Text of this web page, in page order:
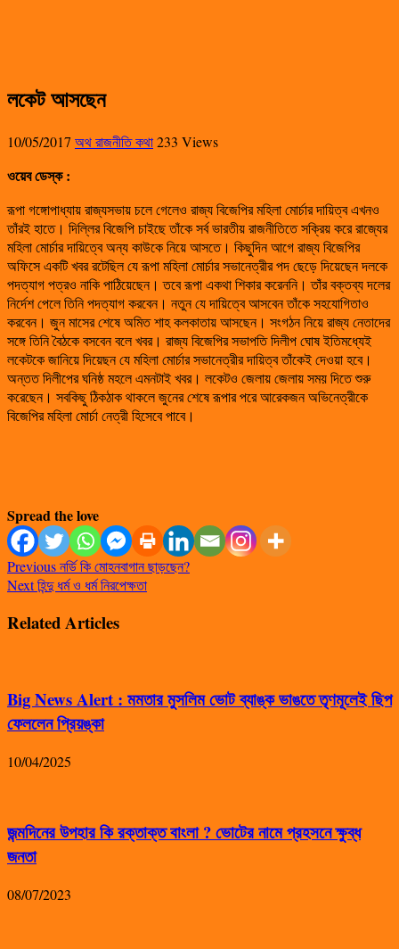
লকেট আসছেন
10/05/2017 অথ রাজনীতি কথা233 Views
ওয়েব ডেস্ক :
রূপা গঙ্গোপাধ্যায় রাজ্যসভায় চলে গেলেও রাজ্য বিজেপির মহিলা মোর্চার দায়িত্ব এখনও
তাঁরই হাতে। দিল্লির বিজেপি চাইছে তাঁকে সর্ব ভারতীয় রাজনীতিতে সক্রিয় করে রাজ্যের
মহিলা মোর্চার দায়িত্বে অন্য কাউকে নিয়ে আসতে। কিছুদিন আগে রাজ্য বিজেপির
অফিসে একটি খবর রটেছিল যে রূপা মহিলা মোর্চার সভানেত্রীর পদ ছেড়ে দিয়েছেন দলকে
পদত্যাগ পত্রও নাকি পাঠিয়েছেন। তবে রূপা একথা শিকার করেননি। তাঁর বক্তব্য দলের
নির্দেশ পেলে তিনি পদত্যাগ করবেন। নতুন যে দায়িত্বে আসবেন তাঁকে সহযোগিতাও
করবেন। জুন মাসের শেষে অমিত শাহ কলকাতায় আসছেন। সংগঠন নিয়ে রাজ্য নেতাদের
সঙ্গে তিনি বৈঠকে বসবেন বলে খবর। রাজ্য বিজেপির সভাপতি দিলীপ ঘোষ ইতিমধ্যেই
লকেটকে জানিয়ে দিয়েছন যে মহিলা মোর্চার সভানেত্রীর দায়িত্ব তাঁকেই দেওয়া হবে।
অন্তত দিলীপের ঘনিষ্ঠ মহলে এমনটাই খবর। লকেটও জেলায় জেলায় সময় দিতে শুরু
করেছেন। সবকিছু ঠিকঠাক থাকলে জুনের শেষে রূপার পরে আরেকজন অভিনেত্রীকে
বিজেপির মহিলা মোর্চা নেত্রী হিসেবে পাবে।
Spread the love
Previousনর্ডি কি মোহনবাগান ছাড়ছেন?
Nextহিন্দু ধর্ম ও ধর্ম নিরপেক্ষতা
Related Articles
Big News Alert : মমতার মুসলিম ভোট ব্যাঙ্ক ভাঙতে তৃণমূলেই ছিপ
ফেললেন প্রিয়ঙ্কা
10/04/2025
জন্মদিনের উপহার কি রক্তাক্ত বাংলা ? ভোটের নামে প্রহসনে ক্ষুব্ধ
জনতা
08/07/2023